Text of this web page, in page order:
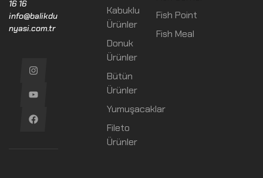
16 16
info@balikdu
nyasi.com.tr
Kabuklu
Ürünler
Donuk
Ürünler
Bütün
Ürünler
Yumuşacaklar
Fileto
Ürünler
Fish Point
Fish Meal